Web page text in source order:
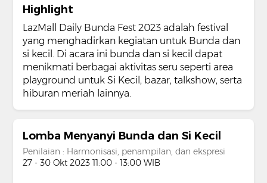
Highlight
LazMall Daily Bunda Fest 2023 adalah festival
yang menghadirkan kegiatan untuk Bunda dan
si kecil. Di acara ini bunda dan si kecil dapat
menikmati berbagai aktivitas seru seperti area
playground untuk Si Kecil, bazar, talkshow, serta
hiburan meriah lainnya.
Lomba Menyanyi Bunda dan Si Kecil
Penilaian : Harmonisasi, penampilan, dan ekspresi
27 - 30 Okt 2023 11:00 - 13:00 WIB